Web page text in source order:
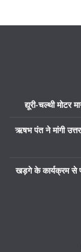
द्यूरी-चल्थी मोटर
ऋषभ पंत ने मांगी
खड़गे के कार्यक्रम से